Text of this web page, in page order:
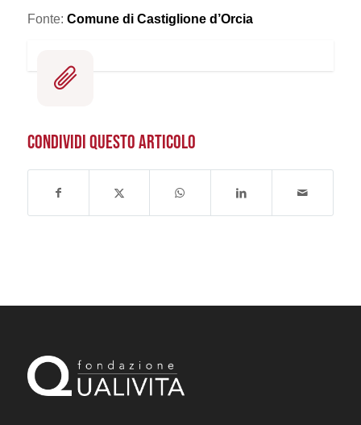
Fonte: Comune di Castiglione d’Orcia
CONDIVIDI QUESTO ARTICOLO